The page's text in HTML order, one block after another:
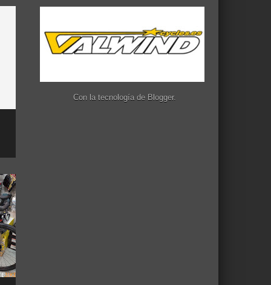
Con la tecnología de Blogger.